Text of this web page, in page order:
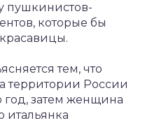
пушкинистов-
которые бы
тем, что
территории России
год, затем женщина
итальянка